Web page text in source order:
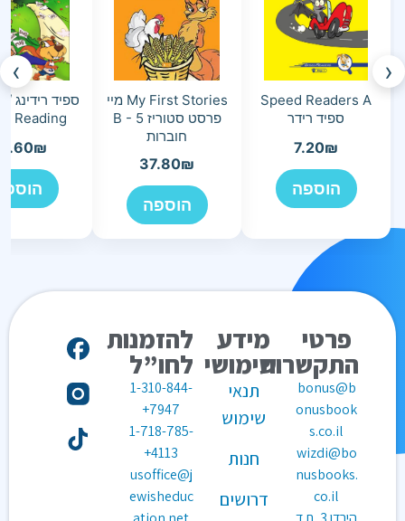
‹
Speed Readers A
ספיד רידר
7.20₪
הוספה
My First Stories מיי
פרסט סטוריז B - 5
חוברות
37.80₪
הוספה
ספיד רידינג /
Reading
₪
›
פרטי
התקשרות
bonus@b
onusbook
s.co.il
wizdi@bo
nusbooks.
co.il
מידע
שימושי
תנאי
שימוש
חנות
דרושים
להזמנות
לחו”ל
1-310-844-
7947+
1-718-785-
4113+
usoffice@j
ewisheduc